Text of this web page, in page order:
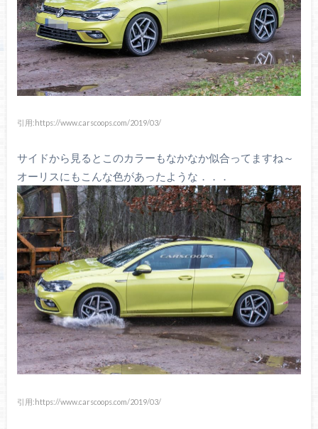
引用:https://www.carscoops.com/2019/03/
サイドから見るとこのカラーもなかなか似合ってますね～
オーリスにもこんな色があったような．．．
引用:https://www.carscoops.com/2019/03/